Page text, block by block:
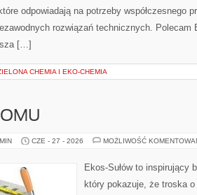
odpowiadają na potrzeby współczesnego
rozwiązań technicznych. Polecam
[…]
CHEMIA I EKO-CHEMIA
CZE - 27 - 2026 MOŻLIWOŚĆ
Ekos-Sułów to inspirujący
który pokazuje, że troska